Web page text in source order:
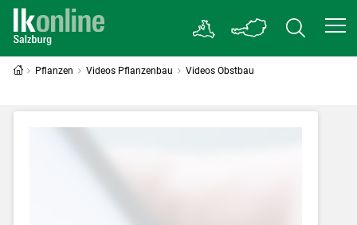
Pflanzen Videos Pflanzenbau Videos Obstbau